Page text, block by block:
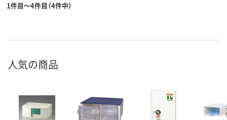
1件目～4件目（4件中）
人気の商品